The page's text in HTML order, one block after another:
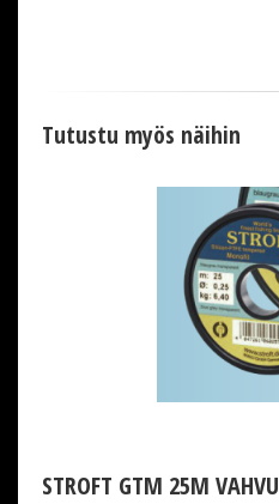
Tutustu myös näihin
STROFT GTM 25M